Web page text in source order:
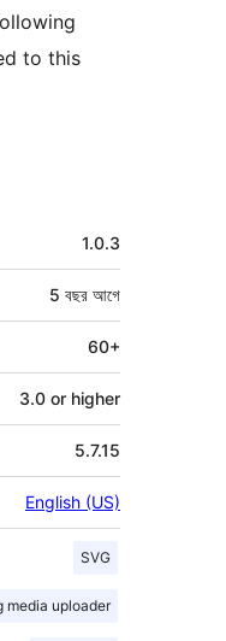
to this
1.0.3
5 বছর আগে
60+
3.0 or higher
5.7.15
English (US)
SVG
media uploader